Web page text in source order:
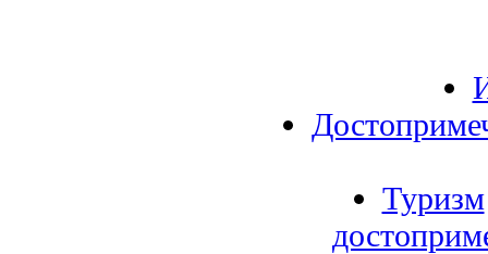
Туризм